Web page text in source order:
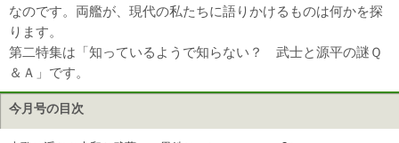
なのです。両艦が、現代の私たちに語りかけるものは何かを探
ります。
第二特集は「知っているようで知らない？ 武士と源平の謎Ｑ
＆Ａ」です。
今月号の目次